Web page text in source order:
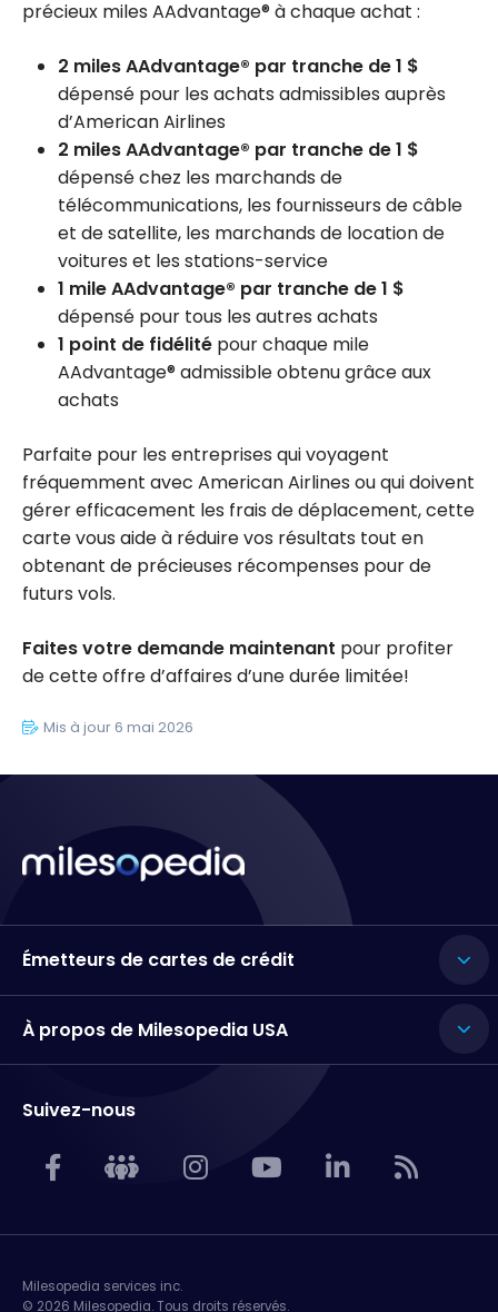
précieux miles AAdvantage® à chaque achat :
2 miles AAdvantage® par tranche de 1 $
dépensé pour les achats admissibles auprès
d’American Airlines
2 miles AAdvantage® par tranche de 1 $
dépensé chez les marchands de
télécommunications, les fournisseurs de câble
et de satellite, les marchands de location de
voitures et les stations-service
1 mile AAdvantage® par tranche de 1 $
dépensé pour tous les autres achats
1 point de fidélité pour chaque mile
AAdvantage® admissible obtenu grâce aux
achats
Parfaite pour les entreprises qui voyagent
fréquemment avec American Airlines ou qui doivent
gérer efficacement les frais de déplacement, cette
carte vous aide à réduire vos résultats tout en
obtenant de précieuses récompenses pour de
futurs vols.
Faites votre demande maintenant pour profiter
de cette offre d’affaires d’une durée limitée!
Mis à jour 6 mai 2026
Émetteurs de cartes de crédit
À propos de Milesopedia USA
Suivez-nous
Milesopedia services inc.
© 2026 Milesopedia. Tous droits réservés.